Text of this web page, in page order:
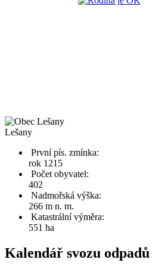
Lešany
První pís. zmínka:
rok 1215
Počet obyvatel:
402
Nadmořská výška:
266 m n. m.
Katastrální výměra:
551 ha
Kalendář svozu odpadů